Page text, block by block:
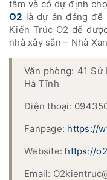
tâm và có dự định
O2 là dự án đáng để
Kiến Trúc O2 để
nhà xây sẵn – Nhà
Văn phòng: 41
Hà Tĩnh
Điện thoại:
Fanpage: https://
Website: https://
Email: